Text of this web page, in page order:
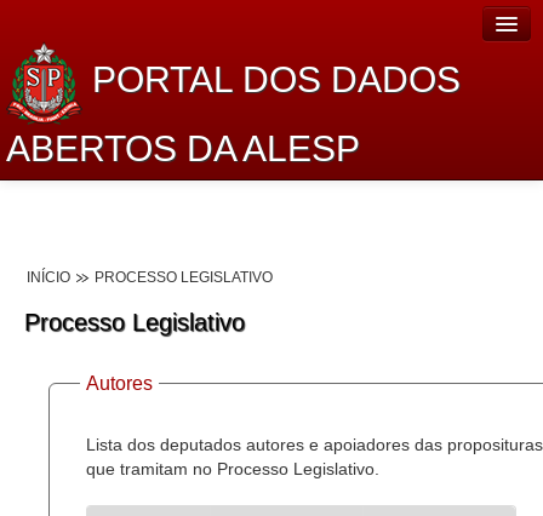
PORTAL DOS DADOS
ABERTOS DA ALESP
Lei de Acesso à Informação
Dados Governamentais Abertos
Planejamento
Catálogo de dados
INÍCIO PROCESSO LEGISLATIVO
Processo Legislativo
Autores
Lista dos deputados autores e apoiadores das proposituras
que tramitam no Processo Legislativo.